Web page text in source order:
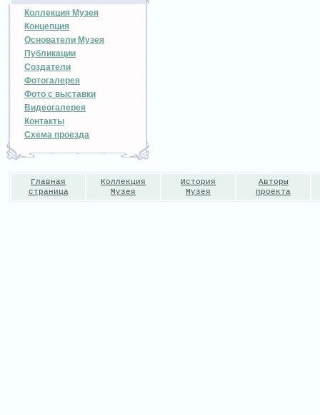
Коллекция Музея
Концепция
Основатели Музея
Публикации
Создатели
Фотогалерея
Фото с выставки
Видеогалерея
Контакты
Схема проезда
Главная
страница
Коллекция
Музея
История
Музея
Авторы
проекта